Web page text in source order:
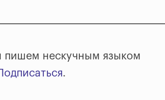
пишем нескучным языком
.